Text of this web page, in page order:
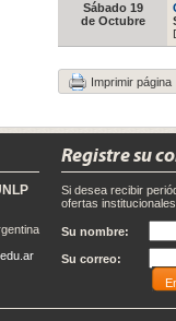
Sábado 19
de Octubre
Imprimir página
Registre su
Si desea recibir
ofertas
Su nombre:
Su correo: